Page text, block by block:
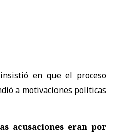
en que el proceso
a motivaciones políticas
acusaciones eran por